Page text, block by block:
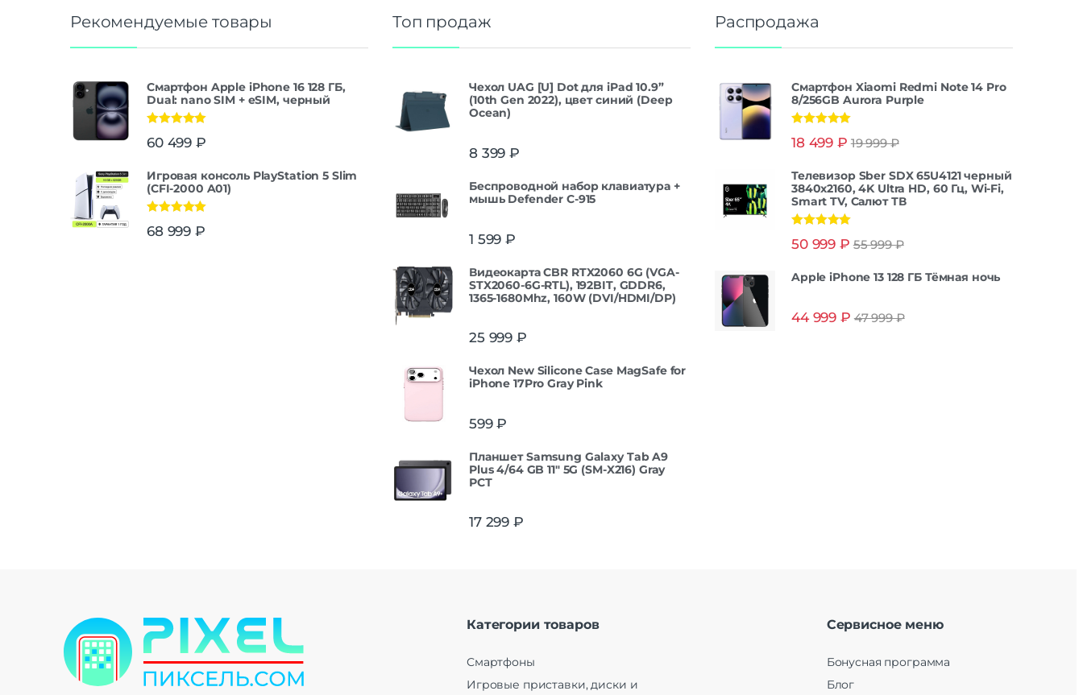
Рекомендуемые товары
Смартфон Apple iPhone 16 128 ГБ,
Dual: nano SIM + eSIM, черный
из 5
60 499 ₽
Игровая консоль PlayStation 5 Slim
(CFI-2000 A01)
из 5
68 999 ₽
Топ продаж
Чехол UAG [U] Dot для iPad 10.9”
(10th Gen 2022), цвет синий (Deep
Ocean)
8 399 ₽
Беспроводной набор клавиатура +
мышь Defender С-915
1 599 ₽
Видеокарта CBR RTX2060 6G (VGA-
STX2060-6G-RTL), 192BIT, GDDR6,
1365-1680Mhz, 160W (DVI/HDMI/DP)
25 999 ₽
Чехол New Silicone Case MagSafe for
iPhone 17Pro Gray Pink
599₽
Планшет Samsung Galaxy Tab A9
Plus 4/64 GB 11" 5G (SM-X216) Gray
РСТ
17 299 ₽
Распродажа
Смартфон Xiaomi Redmi Note 14 Pro
8/256GB Aurora Purple
из 5
18 499 ₽ 19 999₽
Телевизор Sber SDX 65U4121 черный
3840x2160, 4K Ultra HD, 60 Гц, Wi-Fi,
Smart TV, Салют ТВ
из 5
50 999 ₽ 55 999₽
Apple iPhone 13 128 ГБ Тёмная ночь
44 999 ₽ 47 999₽
Категории товаров
Смартфоны
Игровые приставки, диски и
Сервисное меню
Бонусная программа
Блог